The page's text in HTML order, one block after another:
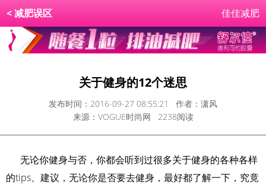
<减肥误区 佳佳减肥
关于健身的12个迷思
发布时间：2016-09-27 08:55:21 作者：潇风
来源：VOGUE时尚网 2238阅读
无论你健身与否，你都会听到过很多关于健身的各种各样
的tips、建议，无论你是否要去健身，最好都了解一下，究竟